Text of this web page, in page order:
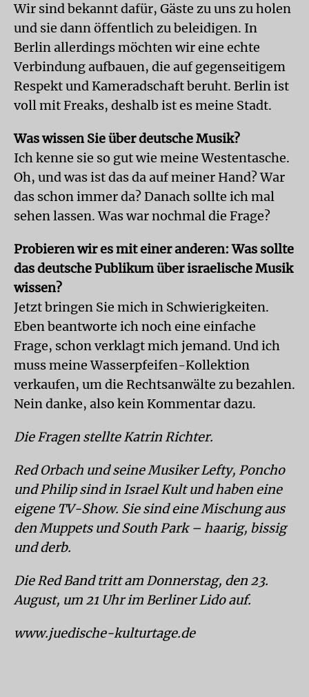
Wir sind bekannt dafür, Gäste zu uns zu holen
und sie dann öffentlich zu beleidigen. In
Berlin allerdings möchten wir eine echte
Verbindung aufbauen, die auf gegenseitigem
Respekt und Kameradschaft beruht. Berlin ist
voll mit Freaks, deshalb ist es meine Stadt.
Was wissen Sie über deutsche Musik?
Ich kenne sie so gut wie meine Westentasche.
Oh, und was ist das da auf meiner Hand? War
das schon immer da? Danach sollte ich mal
sehen lassen. Was war nochmal die Frage?
Probieren wir es mit einer anderen: Was sollte
das deutsche Publikum über israelische Musik
wissen?
Jetzt bringen Sie mich in Schwierigkeiten.
Eben beantworte ich noch eine einfache
Frage, schon verklagt mich jemand. Und ich
muss meine Wasserpfeifen-Kollektion
verkaufen, um die Rechtsanwälte zu bezahlen.
Nein danke, also kein Kommentar dazu.
Die Fragen stellte Katrin Richter.
Red Orbach und seine Musiker Lefty, Poncho
und Philip sind in Israel Kult und haben eine
eigene TV-Show. Sie sind eine Mischung aus
den Muppets und South Park – haarig, bissig
und derb.
Die Red Band tritt am Donnerstag, den 23.
August, um 21 Uhr im Berliner Lido auf.
www.juedische-kulturtage.de